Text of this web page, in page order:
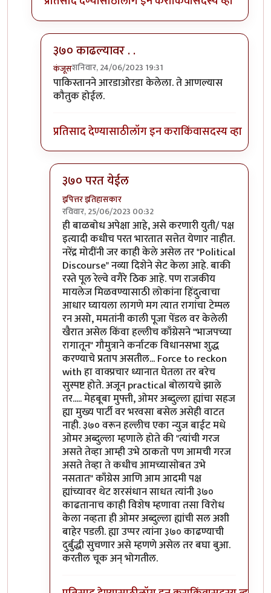
३७० काढल्यावर . . ‌
कंजूसशनिवार, 24/06/2023 19:31
In reply toकाय होbyइपित्तर इतिहासकार
पाकिस्तानने आरडाओरडा केलेला. ते आणल्यास
कौतुक होईल.
प्रतिसाद देण्यासाठीलॉग इन कराकिंवासदस्य व्हा
३७० परत येईल
इपित्तर इतिहासकार
रविवार, 25/06/2023 00:32
In reply to३७० काढल्यावर . . ‌byकंजूस
ही बाळबोध अपेक्षा आहे, असे करणारी युती/ पक्ष
इत्यादी कधीच परत भारतात सत्तेत येणार नाहीत.
नरेंद्र मोदींनी जर काही केले असेल तर "Political
Discourse" नव्या दिशेने सेट केला आहे. बाकी
रस्ते पूल रेल्वे वगैरे ठिक आहे. पण राजकीय
मायलेज मिळवण्यासाठी लोकांना हिंदुत्वाचा
आधार घ्यायला लागणे मग त्यात रागांचा टेम्पल
रन असो, ममतांनी काली पूजा पेंडल वर केलेली
खैरात असेल किंवा हल्लीच काँग्रेसने "भाजपच्या
रागातून" गौमुत्राने कर्नाटक विधानसभा शुद्ध
करण्याचे प्रताप असतील... Force to reckon
with हा वाक्प्रचार ध्यानात घेतला तर बरेच
सुस्पष्ट होते. अजून practical बोलायचे झाले
तर..... मेहबूबा मुफ्ती, ओमर अब्दुल्ला ह्यांचा सहज
ह्या मुख्य पार्टी वर भरवसा बसेल असेही वाटत
नाही. ३७० वरून हल्लीच एका न्युज बाईट मधे
ओमर अब्दुल्ला म्हणाले होते की "त्यांची गरज
असते तेव्हा आम्ही उभे ठाकतो पण आमची गरज
असते तेव्हा ते कधीच आमच्यासोबत उभे
नसतात" काँग्रेस आणि आम आदमी पक्ष
ह्यांच्यावर थेट शरसंधान साधत त्यांनी ३७०
काढतानाच काही विशेष म्हणावा तसा विरोध
केला नव्हता ही ओमर अब्दुल्ला ह्यांची सल अशी
बाहेर पडली. ह्या उप्पर त्यांना ३७० काढण्याची
दुर्बुद्धी सुचणार असे म्हणणे असेल तर बघा बुआ.
करतील चूक अन् भोगतील.